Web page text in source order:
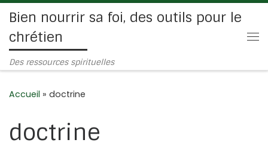
Passer au contenu
Bien nourrir sa foi, des outils pour le
chrétien
Des ressources spirituelles
Accueil » doctrine
doctrine